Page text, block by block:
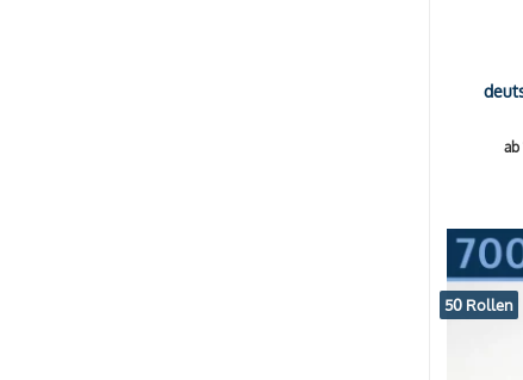
ab
50 Rollen